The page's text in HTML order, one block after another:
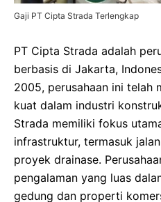
Gaji PT Cipta Strada Terlengkap
PT Cipta Strada adalah
berbasis di Jakarta,
2005, perusahaan ini telah
kuat dalam industri
Strada memiliki fokus
infrastruktur, termasuk
proyek drainase.
pengalaman yang luas
gedung dan properti